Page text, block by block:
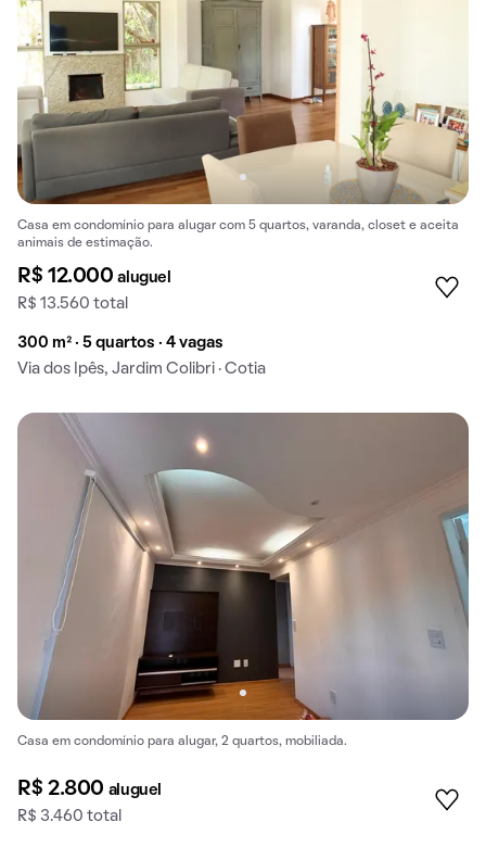
Casa em condomínio para alugar com 5 quartos, varanda, closet e aceita
animais de estimação.
R$ 12.000aluguel
R$ 13.560 total
300 m² · 5 quartos · 4 vagas
Via dos Ipês, Jardim Colibri · Cotia
Casa em condomínio para alugar, 2 quartos, mobiliada.
R$ 2.800 aluguel
R$ 3.460 total